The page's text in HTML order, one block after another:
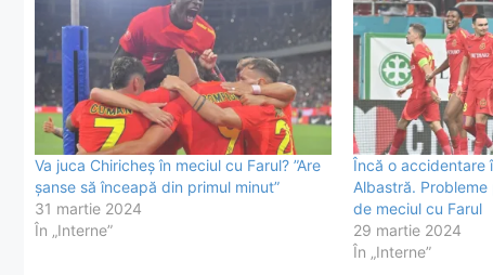
Va juca Chiricheș în meciul cu Farul? ”Are
șanse să înceapă din primul minut”
31 martie 2024
În „Interne”
Încă o accidentare
Albastră.
de meciul cu Farul
29 martie 2024
În „Interne”